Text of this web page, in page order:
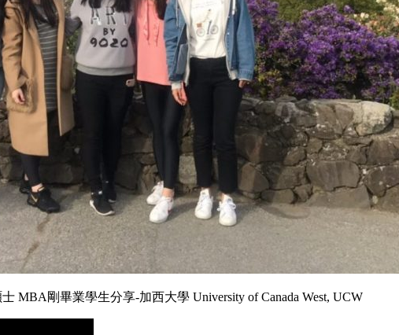
MBA剛畢業學生分享-加西大學 University of Canada West, UCW